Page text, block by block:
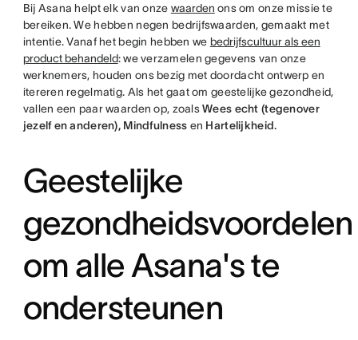
Bij Asana helpt elk van onze waarden ons om onze missie te
bereiken. We hebben negen bedrijfswaarden, gemaakt met
intentie. Vanaf het begin hebben we bedrijfscultuur als een
product behandeld: we verzamelen gegevens van onze
werknemers, houden ons bezig met doordacht ontwerp en
itereren regelmatig. Als het gaat om geestelijke gezondheid,
vallen een paar waarden op, zoalsWees echt (tegenover
jezelf en anderen), Mindfulness en Hartelijkheid.
Geestelijke
gezondheidsvoordelen
om alle Asana's te
ondersteunen